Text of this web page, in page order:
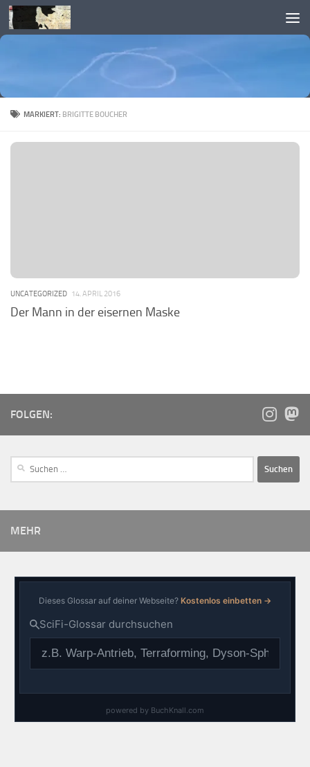
Skip to content
MARKIERT: BRIGITTE BOUCHER
UNCATEGORIZED 14. APRIL 2016
Der Mann in der eisernen Maske
FOLGEN:
MEHR